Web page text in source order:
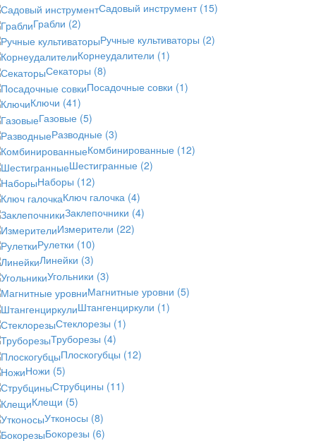
Садовый инструмент (15)
Грабли (2)
Ручные культиваторы (2)
Корнеудалители (1)
Секаторы (8)
Посадочные совки (1)
Ключи (41)
Газовые (5)
Разводные (3)
Комбинированные (12)
Шестигранные (2)
Наборы (12)
Ключ галочка (4)
Заклепочники (4)
Измерители (22)
Рулетки (10)
Линейки (3)
Угольники (3)
Магнитные уровни (5)
Штангенциркули (1)
Стеклорезы (1)
Труборезы (4)
Плоскогубцы (12)
Ножи (5)
Струбцины (11)
Клещи (5)
Утконосы (8)
Бокорезы (6)